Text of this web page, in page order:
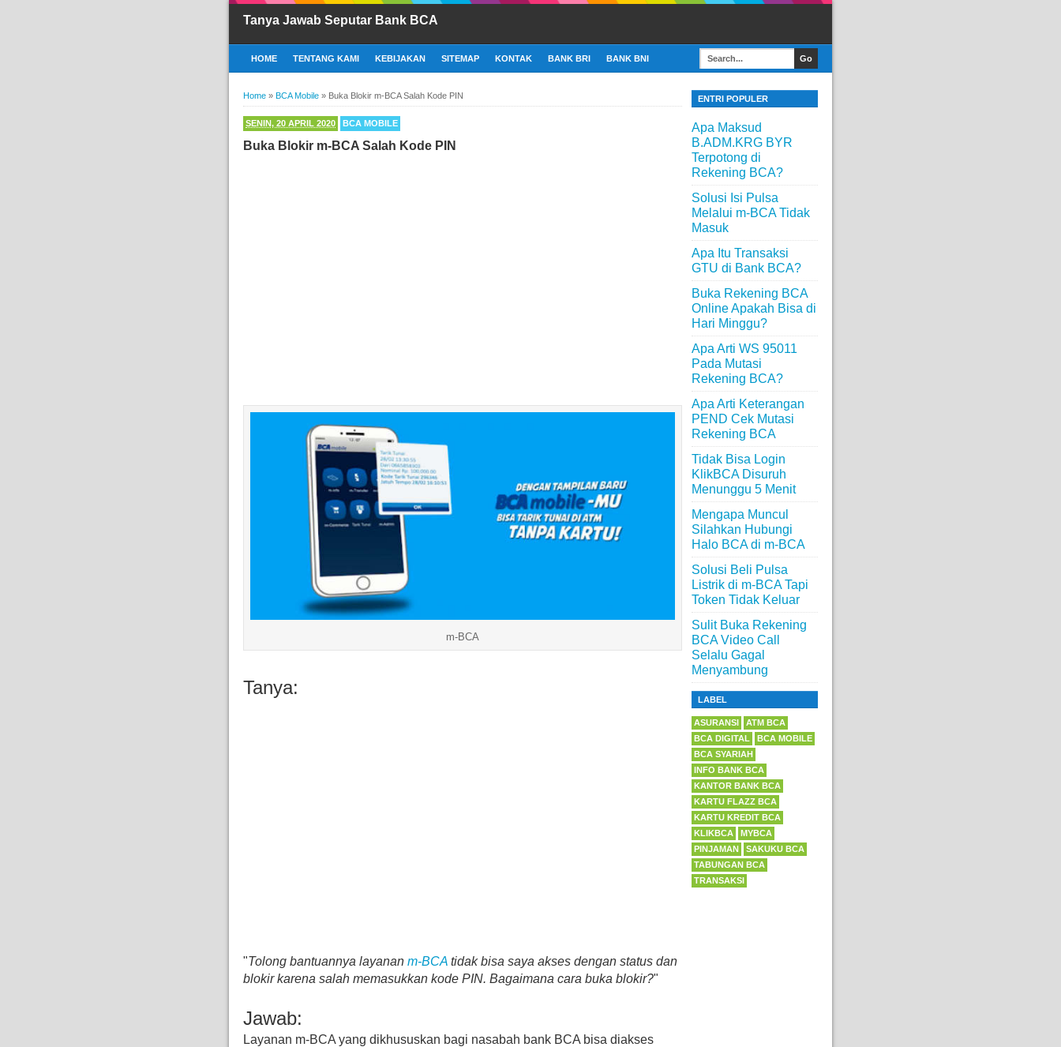
Tanya Jawab Seputar Bank BCA
HOME TENTANG KAMI KEBIJAKAN SITEMAP KONTAK BANK BRI BANK BNI
Home » BCA Mobile » Buka Blokir m-BCA Salah Kode PIN
SENIN, 20 APRIL 2020 BCA MOBILE
Buka Blokir m-BCA Salah Kode PIN
m-BCA
Tanya:
"Tolong bantuannya layanan m-BCA tidak bisa saya akses dengan status dan
blokir karena salah memasukkan kode PIN. Bagaimana cara buka blokir?"
Jawab:
Layanan m-BCA yang dikhususkan bagi nasabah bank BCA bisa diakses
ENTRI POPULER
Apa Maksud
B.ADM.KRG BYR
Terpotong di
Rekening BCA?
Solusi Isi Pulsa
Melalui m-BCA Tidak
Masuk
Apa Itu Transaksi
GTU di Bank BCA?
Buka Rekening BCA
Online Apakah Bisa di
Hari Minggu?
Apa Arti WS 95011
Pada Mutasi
Rekening BCA?
Apa Arti Keterangan
PEND Cek Mutasi
Rekening BCA
Tidak Bisa Login
KlikBCA Disuruh
Menunggu 5 Menit
Mengapa Muncul
Silahkan Hubungi
Halo BCA di m-BCA
Solusi Beli Pulsa
Listrik di m-BCA Tapi
Token Tidak Keluar
Sulit Buka Rekening
BCA Video Call
Selalu Gagal
Menyambung
LABEL
ASURANSI
ATM BCA
BCA DIGITAL
BCA MOBILE
BCA SYARIAH
INFO BANK BCA
KANTOR BANK BCA
KARTU FLAZZ BCA
KARTU KREDIT BCA
KLIKBCA
MYBCA
PINJAMAN
SAKUKU BCA
TABUNGAN BCA
TRANSAKSI